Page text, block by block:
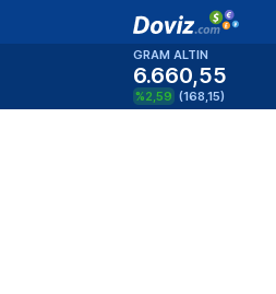
GRAM ALTIN
6.660,55
%2,59 (168,15)